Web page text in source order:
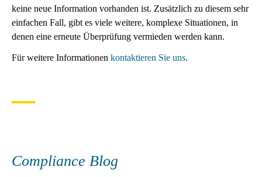
keine neue Information vorhanden ist. Zusätzlich zu diesem sehr
einfachen Fall, gibt es viele weitere, komplexe Situationen, in
denen eine erneute Überprüfung vermieden werden kann.
Für weitere Informationen kontaktieren Sie uns.
Compliance Blog